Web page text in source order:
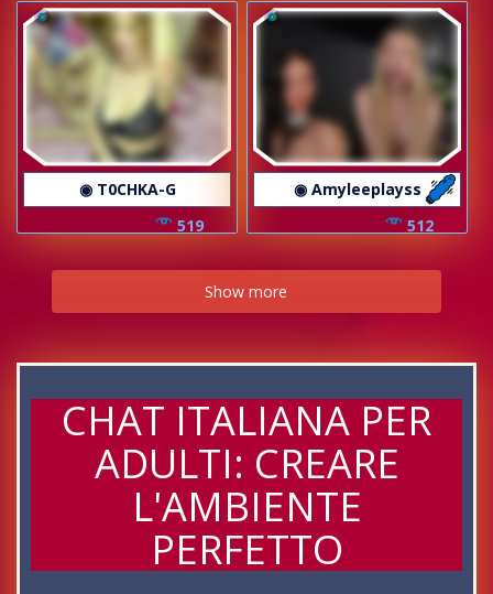
◉ T0CHKA-G
519
◉ Amyleeplayss
512
Show more
CHAT ITALIANA PER
ADULTI: CREARE
L'AMBIENTE
PERFETTO